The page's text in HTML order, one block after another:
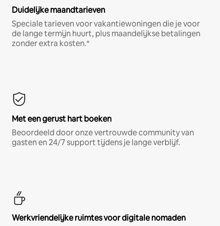
Duidelijke maandtarieven
Speciale tarieven voor vakantiewoningen die je voor
de lange termijn huurt, plus maandelijkse betalingen
zonder extra kosten.*
Met een gerust hart boeken
Beoordeeld door onze vertrouwde community van
gasten en 24/7 support tijdens je lange verblijf.
Werkvriendelijke ruimtes voor digitale nomaden